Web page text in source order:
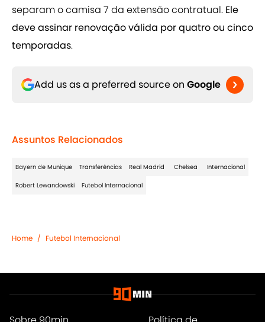
separam o camisa 7 da extensão contratual. Ele
deve assinar renovação válida por quatro ou cinco
temporadas.
Add us as a preferred source on Google
Assuntos Relacionados
Bayern de Munique Transferências Real Madrid Chelsea Internacional
Robert Lewandowski Futebol Internacional
Home / Futebol Internacional